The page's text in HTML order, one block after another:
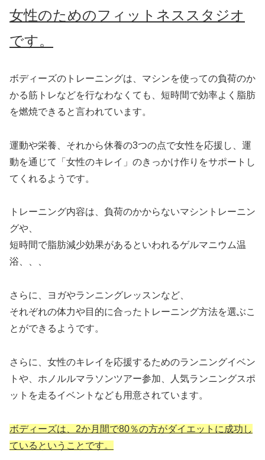
女性のためのフィットネススタジオ
です。
ボディーズのトレーニングは、マシンを使っての負荷のか
かる筋トレなどを行なわなくても、短時間で効率よく脂肪
を燃焼できると言われています。
運動や栄養、それから休養の3つの点で女性を応援し、運
動を通じて「女性のキレイ」のきっかけ作りをサポートし
てくれるようです。
トレーニング内容は、負荷のかからないマシントレーニン
グや、
短時間で脂肪減少効果があるといわれるゲルマニウム温
浴、、、
さらに、ヨガやランニングレッスンなど、
それぞれの体力や目的に合ったトレーニング方法を選ぶこ
とができるようです。
さらに、女性のキレイを応援するためのランニングイベン
トや、ホノルルマラソンツアー参加、人気ランニングスポ
ットを走るイベントなども用意されています。
ボディーズは、2か月間で80％の方がダイエットに成功し
ているということです。